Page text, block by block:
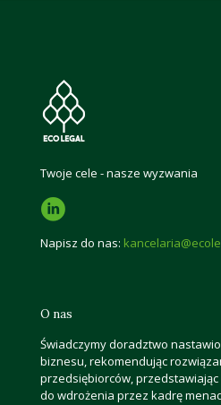
Twoje cele - nasze wyzwania
Napisz do nas:
O nas
Świadczymy doradztwo
biznesu, rekomendując
przedsiębiorców, przedstawiając
do wdrożenia przez kadrę